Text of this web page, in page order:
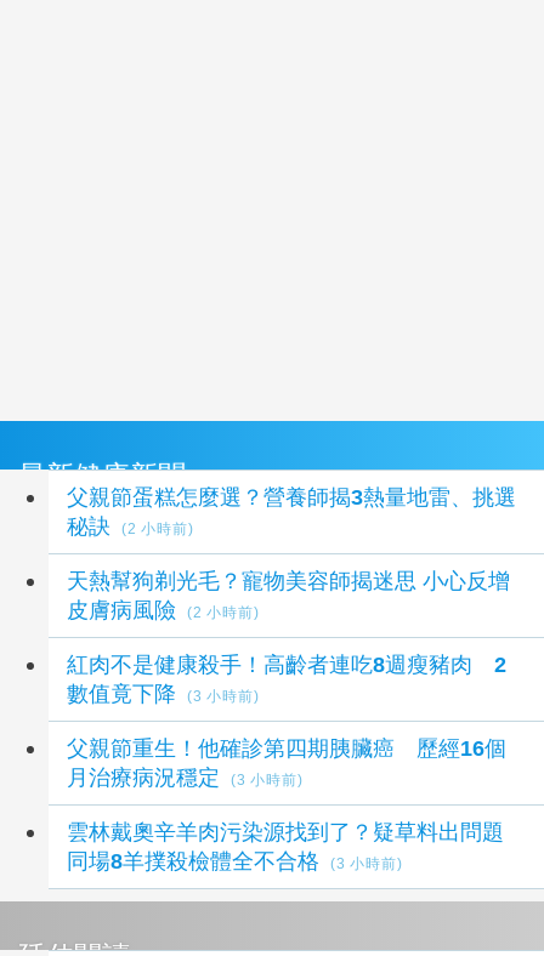
最新健康新聞
父親節蛋糕怎麼選？營養師揭3熱量地雷、挑選
秘訣
(2 小時前)
天熱幫狗剃光毛？寵物美容師揭迷思 小心反增
皮膚病風險
(2 小時前)
紅肉不是健康殺手！高齡者連吃8週瘦豬肉 2
數值竟下降
(3 小時前)
父親節重生！他確診第四期胰臟癌 歷經16個
月治療病況穩定
(3 小時前)
雲林戴奧辛羊肉污染源找到了？疑草料出問題
同場8羊撲殺檢體全不合格
(3 小時前)